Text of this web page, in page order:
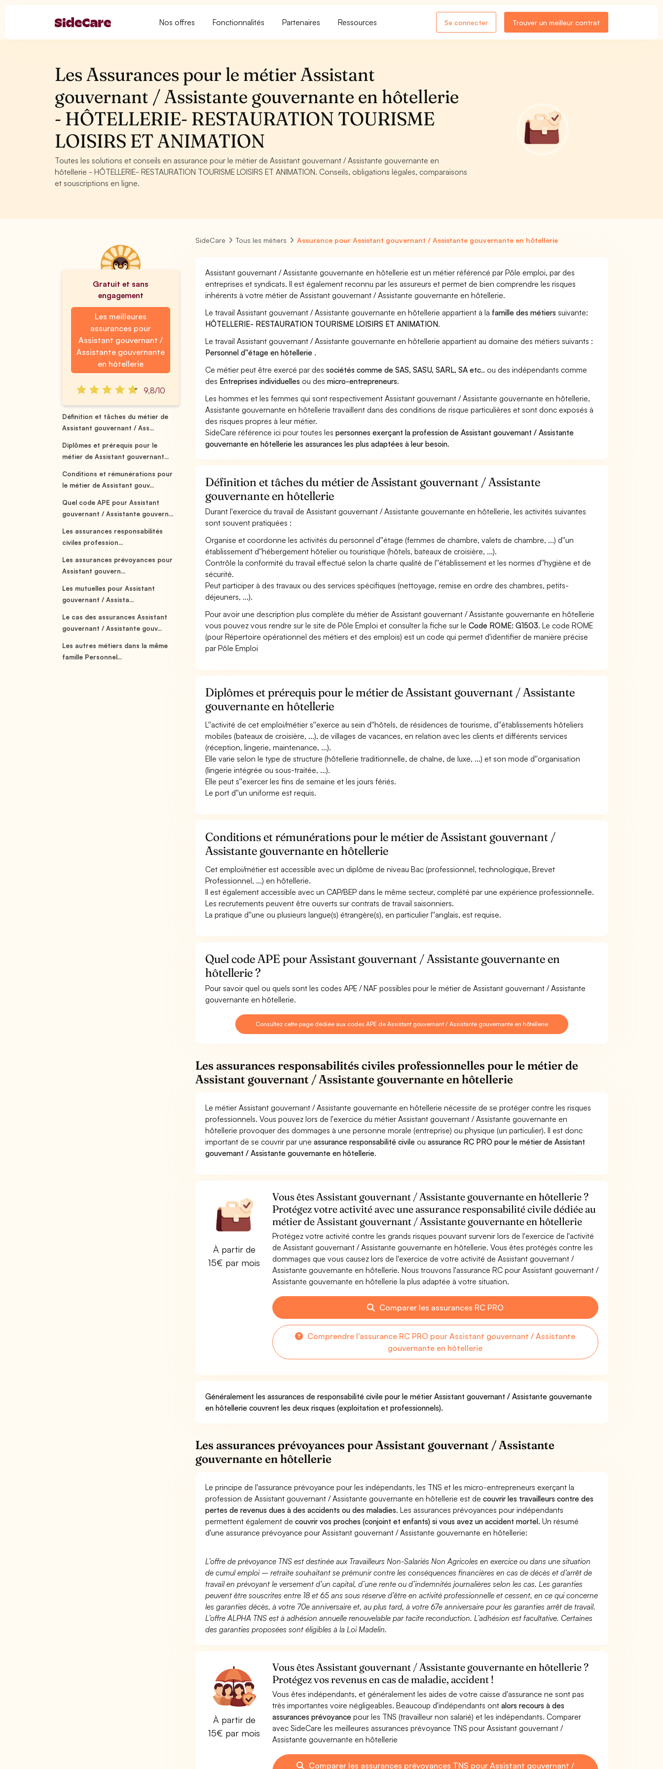
Nos offres Fonctionnalités Partenaires Ressources Se connecter Trouver un meilleur contrat
Les Assurances pour le métier Assistant
gouvernant / Assistante gouvernante en hôtellerie
- HÔTELLERIE- RESTAURATION TOURISME
LOISIRS ET ANIMATION
Toutes les solutions et conseils en assurance pour le métier de Assistant gouvernant / Assistante gouvernante en
hôtellerie - HÔTELLERIE- RESTAURATION TOURISME LOISIRS ET ANIMATION. Conseils, obligations légales, comparaisons
et souscriptions en ligne.
Gratuit et sans
engagement
Les meilleures
assurances pour
Assistant gouvernant /
Assistante gouvernante
en hôtellerie
9,8/10
Définition et tâches du métier de
Assistant gouvernant / Ass...
Diplômes et prérequis pour le
métier de Assistant gouvernant...
Conditions et rémunérations pour
le métier de Assistant gouv...
Quel code APE pour Assistant
gouvernant / Assistante gouvern...
Les assurances responsabilités
civiles profession...
Les assurances prévoyances pour
Assistant gouvern...
Les mutuelles pour Assistant
gouvernant / Assista...
Le cas des assurances Assistant
gouvernant / Assistante gouv...
Les autres métiers dans la même
famille Personnel...
SideCare Tous les métiers Assurance pour Assistant gouvernant / Assistante gouvernante en hôtellerie
Assistant gouvernant / Assistante gouvernante en hôtellerie est un métier référencé par Pôle emploi, par des
entreprises et syndicats. Il est également reconnu par les assureurs et permet de bien comprendre les risques
inhérents à votre métier de Assistant gouvernant / Assistante gouvernante en hôtellerie.
Le travail Assistant gouvernant / Assistante gouvernante en hôtellerie appartient à la famille des métiers suivante:
HÔTELLERIE- RESTAURATION TOURISME LOISIRS ET ANIMATION.
Le travail Assistant gouvernant / Assistante gouvernante en hôtellerie appartient au domaine des métiers suivants :
Personnel d''étage en hôtellerie .
Ce métier peut être exercé par dessociétés comme de SAS, SASU, SARL, SA etc.. ou des indépendants comme
des Entreprises individuelles ou desmicro-entrepreneurs.
Les hommes et les femmes qui sont respectivement Assistant gouvernant / Assistante gouvernante en hôtellerie,
Assistante gouvernante en hôtellerie travaillent dans des conditions de risque particulières et sont donc exposés à
des risques propres à leur métier.
SideCare référence ici pour toutes lespersonnes exerçant la profession de Assistant gouvernant / Assistante
gouvernante en hôtellerie les assurances les plus adaptées à leur besoin.
Définition et tâches du métier de Assistant gouvernant / Assistante
gouvernante en hôtellerie
Durant l'exercice du travail de Assistant gouvernant / Assistante gouvernante en hôtellerie, les activités suivantes
sont souvent pratiquées :
Organise et coordonne les activités du personnel d''étage (femmes de chambre, valets de chambre, ...) d''un
établissement d''hébergement hôtelier ou touristique (hôtels, bateaux de croisière, ...).
Contrôle la conformité du travail effectué selon la charte qualité de l''établissement et les normes d''hygiène et de
sécurité.
Peut participer à des travaux ou des services spécifiques (nettoyage, remise en ordre des chambres, petits-
déjeuners, ...).
Pour avoir une description plus complète du métier de Assistant gouvernant / Assistante gouvernante en hôtellerie
vous pouvez vous rendre sur le site de Pôle Emploi et consulter la fiche sur leCode ROME: G1503. Le code ROME
(pour Répertoire opérationnel des métiers et des emplois) est un code qui permet d'identifier de manière précise
par Pôle Emploi
Diplômes et prérequis pour le métier de Assistant gouvernant / Assistante
gouvernante en hôtellerie
L''activité de cet emploi/métier s''exerce au sein d''hôtels, de résidences de tourisme, d''établissements hôteliers
mobiles (bateaux de croisière, ...), de villages de vacances, en relation avec les clients et différents services
(réception, lingerie, maintenance, ...).
Elle varie selon le type de structure (hôtellerie traditionnelle, de chaîne, de luxe, ...) et son mode d''organisation
(lingerie intégrée ou sous-traitée, ...).
Elle peut s''exercer les fins de semaine et les jours fériés.
Le port d''un uniforme est requis.
Conditions et rémunérations pour le métier de Assistant gouvernant /
Assistante gouvernante en hôtellerie
Cet emploi/métier est accessible avec un diplôme de niveau Bac (professionnel, technologique, Brevet
Professionnel, ...) en hôtellerie.
Il est également accessible avec un CAP/BEP dans le même secteur, complété par une expérience professionnelle.
Les recrutements peuvent être ouverts sur contrats de travail saisonniers.
La pratique d''une ou plusieurs langue(s) étrangère(s), en particulier l''anglais, est requise.
Quel code APE pour Assistant gouvernant / Assistante gouvernante en
hôtellerie ?
Pour savoir quel ou quels sont les codes APE / NAF possibles pour le métier de Assistant gouvernant / Assistante
gouvernante en hôtellerie.
Consultez cette page dédiée aux codes APE de Assistant gouvernant / Assistante gouvernante en hôtellerie
Les assurances responsabilités civiles professionnelles pour le métier de
Assistant gouvernant / Assistante gouvernante en hôtellerie
Le métier Assistant gouvernant / Assistante gouvernante en hôtellerie nécessite de se protéger contre les risques
professionnels. Vous pouvez lors de l'exercice du métier Assistant gouvernant / Assistante gouvernante en
hôtellerie provoquer des dommages à une personne morale (entreprise) ou physique (un particulier). Il est donc
important de se couvrir par uneassurance responsabilité civile ouassurance RC PRO pour le métier de Assistant
gouvernant / Assistante gouvernante en hôtellerie.
À partir de
15€ par mois
Vous êtes Assistant gouvernant / Assistante gouvernante en hôtellerie ?
Protégez votre activité avec une assurance responsabilité civile dédiée au
métier de Assistant gouvernant / Assistante gouvernante en hôtellerie
Protégez votre activité contre les grands risques pouvant survenir lors de l'exercice de l'activité
de Assistant gouvernant / Assistante gouvernante en hôtellerie. Vous êtes protégés contre les
dommages que vous causez lors de l'exercice de votre activité de Assistant gouvernant /
Assistante gouvernante en hôtellerie. Nous trouvons l'assurance RC pour Assistant gouvernant /
Assistante gouvernante en hôtellerie la plus adaptée à votre situation.
Comparer les assurances RC PRO
Comprendre l'assurance RC PRO pour Assistant gouvernant / Assistante
gouvernante en hôtellerie
Généralement les assurances de responsabilité civile pour le métier Assistant gouvernant / Assistante gouvernante
en hôtellerie couvrent les deux risques (exploitation et professionnels).
Les assurances prévoyances pour Assistant gouvernant / Assistante
gouvernante en hôtellerie
Le principe de l'assurance prévoyance pour les indépendants, les TNS et les micro-entrepreneurs exerçant la
profession de Assistant gouvernant / Assistante gouvernante en hôtellerie est decouvrir les travailleurs contre des
pertes de revenus dues à des accidents ou des maladies. Les assurances prévoyances pour indépendants
permettent également decouvrir vos proches (conjoint et enfants) si vous avez un accident mortel. Un résumé
d'une assurance prévoyance pour Assistant gouvernant / Assistante gouvernante en hôtellerie:
L’offre de prévoyance TNS est destinée aux Travailleurs Non-Salariés Non Agricoles en exercice ou dans une situation
de cumul emploi – retraite souhaitant se prémunir contre les conséquences financières en cas de décès et d’arrêt de
travail en prévoyant le versement d’un capital, d’une rente ou d’indemnités journalières selon les cas. Les garanties
peuvent être souscrites entre 18 et 65 ans sous réserve d’être en activité professionnelle et cessent, en ce qui concerne
les garanties décès, à votre 70e anniversaire et, au plus tard, à votre 67e anniversaire pour les garanties arrêt de travail.
L’offre ALPHA TNS est à adhésion annuelle renouvelable par tacite reconduction. L’adhésion est facultative. Certaines
des garanties proposées sont éligibles à la Loi Madelin.
À partir de
15€ par mois
Vous êtes Assistant gouvernant / Assistante gouvernante en hôtellerie ?
Protégez vos revenus en cas de maladie, accident !
Vous êtes indépendants, et généralement les aides de votre caisse d'assurance ne sont pas
très importantes voire négligeables. Beaucoup d'indépendants ont alors recours à des
assurances prévoyancepour les TNS (travailleur non salarié) et les indépendants. Comparer
avec SideCare les meilleures assurances prévoyance TNS pour Assistant gouvernant /
Assistante gouvernante en hôtellerie
Comparer les assurances prévoyances TNS pour Assistant gouvernant /